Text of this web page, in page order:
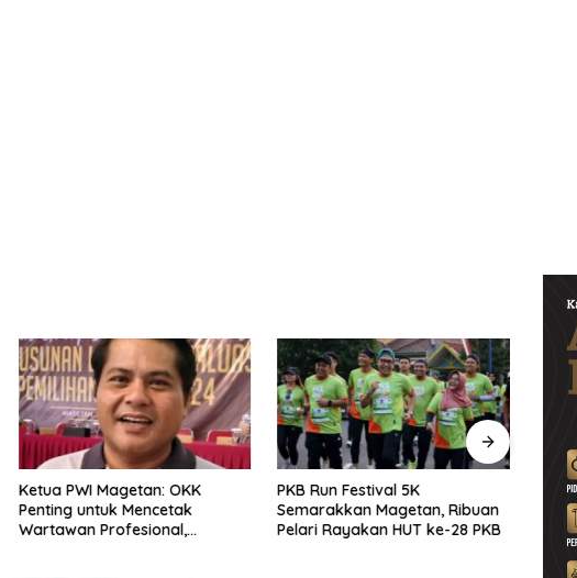
Ketua PWI Magetan: OKK
Penting untuk Mencetak
Wartawan Profesional,
PKB Run Festival 5K
Semarakkan Magetan, Ribuan
Pelari Rayakan HUT ke-28 PKB